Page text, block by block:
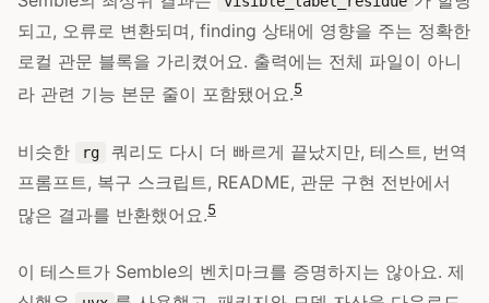
되고, 오류로 변환되며, finding 상태에 영향을 주는 정확한
로컬 관문 블록을 가리켰어요. 출력에는 전체 파일이 아니
라 관련 기능 본문 줄이 포함됐어요.5
비슷한 rg
쿼리도 다시 더 빠르게 끝났지만, 테스트, 번역
프롬프트, 복구 스크립트, README, 관문 구현 전반에서
많은 결과를 반환했어요.5
이 테스트가 Semble의 벤치마크를 증명하지는 않아요. 제